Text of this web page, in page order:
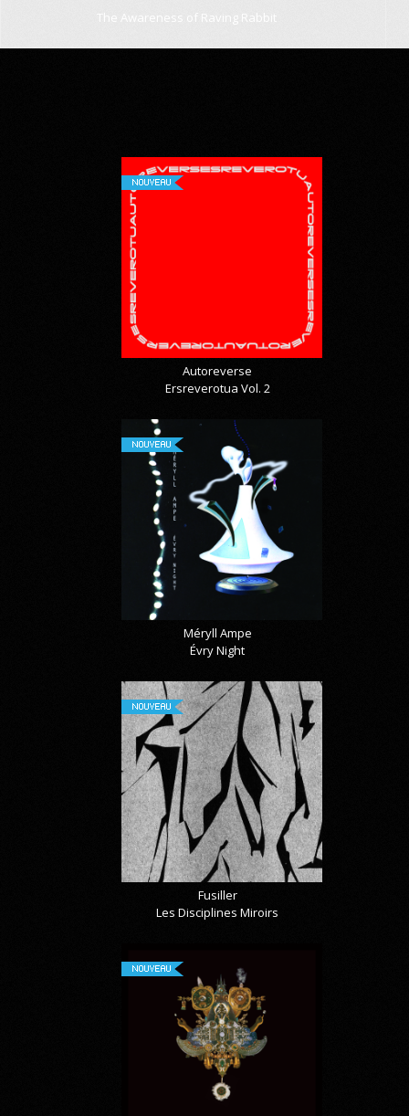
The Awareness of Raving Rabbit
NOUVEAU
Autoreverse
Ersreverotua Vol. 2
NOUVEAU
Méryll Ampe
Évry Night
NOUVEAU
Fusiller
Les Disciplines Miroirs
NOUVEAU